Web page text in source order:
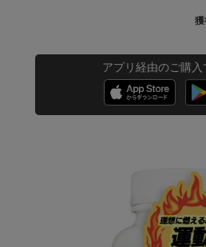
アプリ経由のご購